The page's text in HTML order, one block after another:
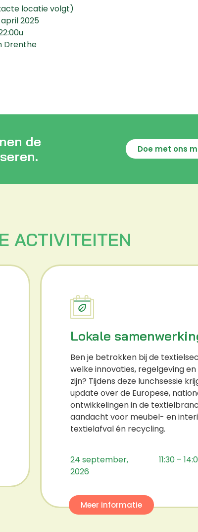
locatie volgt)
2025
Drenthe
de
Doe met ons
ACTIVITEITEN
Lokale
Ben je betrokken bij de
welke innovaties, regelgeving
zijn? Tijdens deze lunchsessie
update over de Europese,
ontwikkelingen in de
aandacht voor meubel- en
textielafval én recycling.
24 september,
2026
11:30 –
Meer informatie